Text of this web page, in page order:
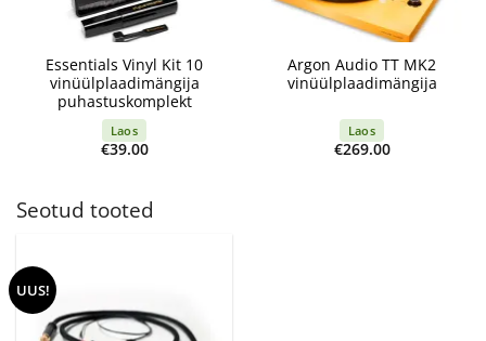
Essentials Vinyl Kit 10
vinüülplaadimängija
puhastuskomplekt
Laos
€39.00
Argon Audio TT MK2
vinüülplaadimängija
Laos
€269.00
Seotud tooted
UUS!